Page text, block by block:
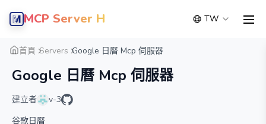
MCP Server Hub TW
首頁 Servers Google 日曆 Mcp 伺服器
Google 日曆 Mcp 伺服器
建立者
v-3
谷歌日曆
概覽 詳細 替代方案